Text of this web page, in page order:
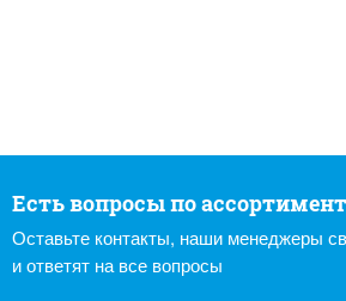
Есть вопросы по
Оставьте контакты, наши менеджеры
и ответят на все вопросы